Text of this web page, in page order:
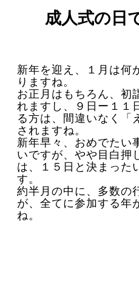
成人式の日
新年を迎え、１月は何
りますね。
お正月はもちろん、初
れますし、９日ー１１
る方は、間違いなく「
されますね。
新年早々、おめでたい
いですが、やや目白押
は、１５日と決まった
す。
約半月の中に、多数の
が、全てに参加する年
ね。